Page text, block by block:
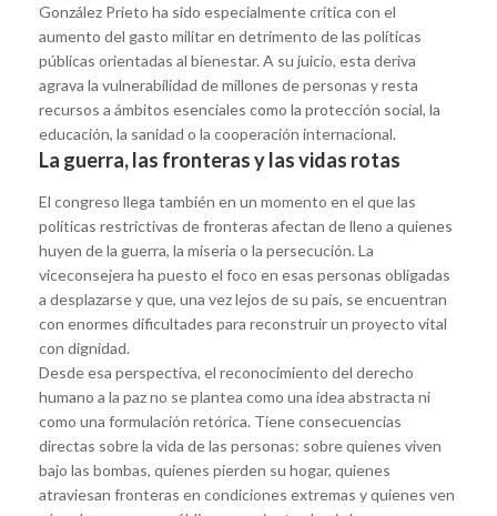
González Prieto ha sido especialmente crítica con el
aumento del gasto militar en detrimento de las políticas
públicas orientadas al bienestar. A su juicio, esta deriva
agrava la vulnerabilidad de millones de personas y resta
recursos a ámbitos esenciales como la protección social, la
educación, la sanidad o la cooperación internacional.
La guerra, las fronteras y las vidas rotas
El congreso llega también en un momento en el que las
políticas restrictivas de fronteras afectan de lleno a quienes
huyen de la guerra, la miseria o la persecución. La
viceconsejera ha puesto el foco en esas personas obligadas
a desplazarse y que, una vez lejos de su país, se encuentran
con enormes dificultades para reconstruir un proyecto vital
con dignidad.
Desde esa perspectiva, el reconocimiento del derecho
humano a la paz no se plantea como una idea abstracta ni
como una formulación retórica. Tiene consecuencias
directas sobre la vida de las personas: sobre quienes viven
bajo las bombas, quienes pierden su hogar, quienes
atraviesan fronteras en condiciones extremas y quienes ven